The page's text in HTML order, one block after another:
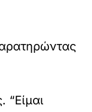
“Είμαι